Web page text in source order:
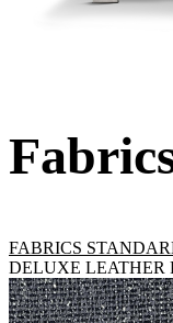
FABRICS
DELUXE LEATHER